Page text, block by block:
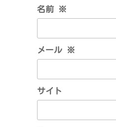
名前 ※
メール ※
サイト